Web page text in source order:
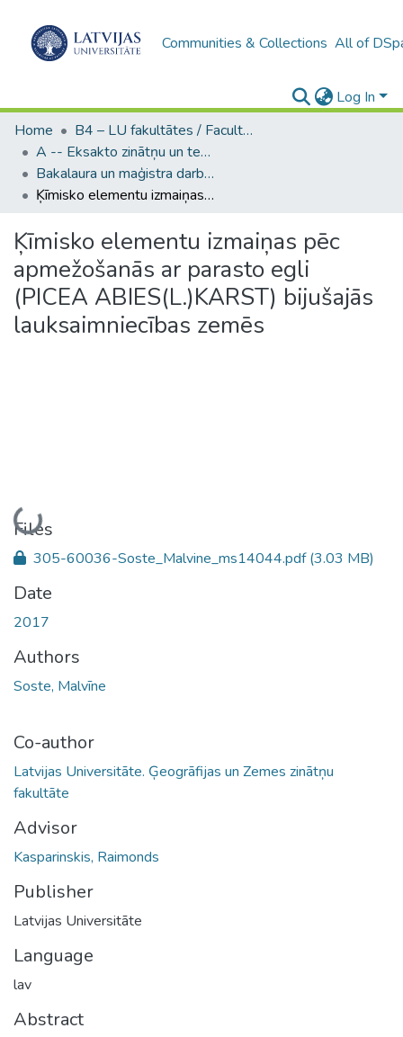
Communities & Collections All of
Log In
Home
B4 – LU fakultātes / Faculties of the UL
A -- Eksakto zinātņu un tehnoloģiju fakultāte / Faculty of Science and Technology
Bakalaura un maģistra darbi (EZTF) / Bachelor's and Master's theses
Ķīmisko elementu izmaiņas pēc apmežošanās ar parasto egli (PICEA ABIES(L.)KARST) bijušajās lauksaimniecības zemēs
Ķīmisko elementu izmaiņas pēc
apmežošanās ar parasto egli
(PICEA ABIES(L.)KARST) bijušajās
lauksaimniecības zemēs
Loading...
Files
305-60036-Soste_Malvine_ms14044.pdf(3.03 MB)
Date
2017
Authors
Soste, Malvīne
Co-author
Latvijas Universitāte. Ģeogrāfijas un Zemes zinātņu
fakultāte
Advisor
Kasparinskis, Raimonds
Publisher
Latvijas Universitāte
Language
lav
Abstract